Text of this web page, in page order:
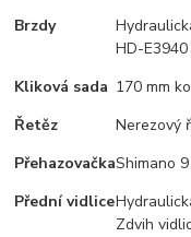
Brzdy
HD-E3940
Kliková sada 170 mm
Řetěz
Nerezový
PřehazovačkaShimano
Přední vidlice
Zdvih